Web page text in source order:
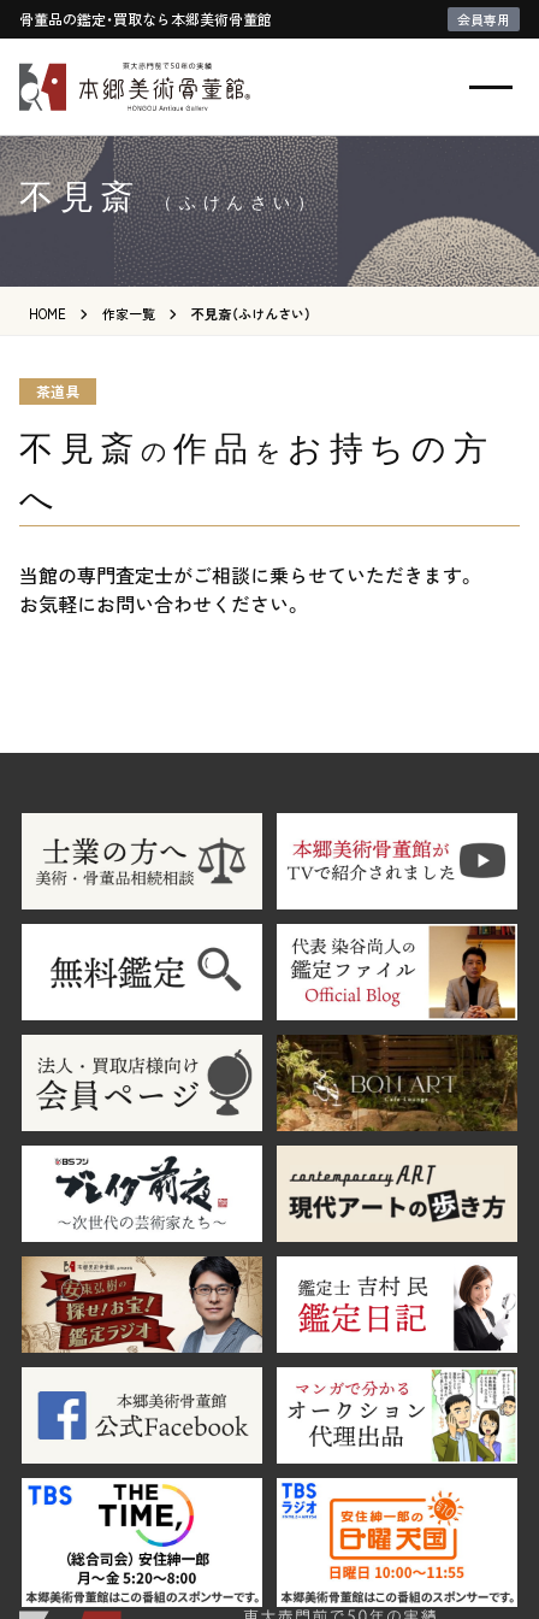
骨董品の鑑定・買取なら本郷美術骨董館 会員専用
不見斎 （ふけんさい）
HOME 作家一覧 不見斎（ふけんさい）
茶道具
不見斎 の作品 を お持ちの方
へ
当館の専門査定士がご相談に乗らせていただきます。
お気軽にお問い合わせください。